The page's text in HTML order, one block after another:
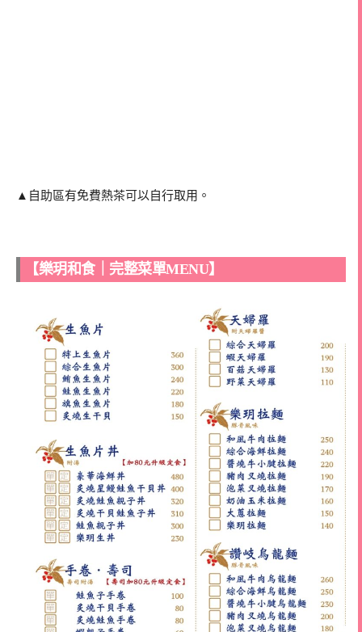
▲自助區有免費熱茶可以自行取用。
【樂玥和食｜完整菜單MENU】